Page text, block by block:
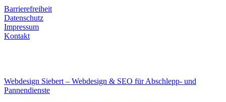
Barrierefreiheit
Datenschutz
Impressum
Kontakt
Webdesign Siebert – Webdesign & SEO für Abschlepp- und
Pannendienste